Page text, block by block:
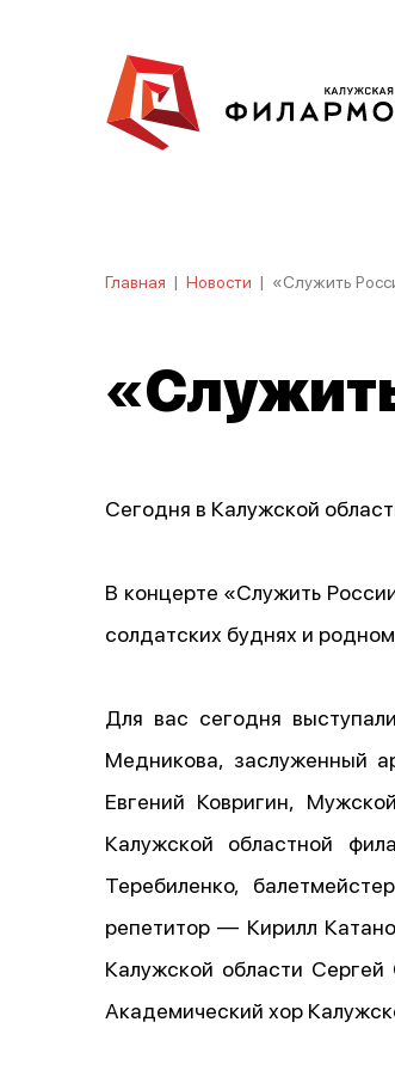
Главная | Новости | «Служить
Сегодня в Калужской
В концерте «Служить
солдатских буднях и
Для вас сегодня
Медникова, заслуженный
Евгений Ковригин,
Калужской областной
Теребиленко,
репетитор — Кирилл
Калужской области
Академический хор